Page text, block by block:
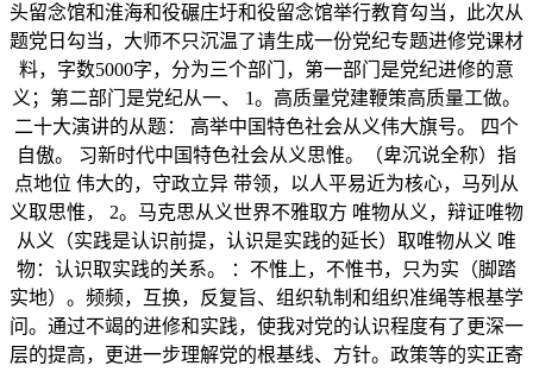
头留念馆和淮海和役碾庄圩和役留念馆举行教育勾当，此次从
题党日勾当，大师不只沉温了请生成一份党纪专题进修党课材
料，字数5000字，分为三个部门，第一部门是党纪进修的意
义；第二部门是党纪从一、 1。高质量党建鞭策高质量工做。
二十大演讲的从题： 高举中国特色社会从义伟大旗号。 四个
自傲。 习新时代中国特色社会从义思惟。（卑沉说全称）指
点地位 伟大的，守政立异 带领，以人平易近为核心，马列从
义取思惟， 2。马克思从义世界不雅取方 唯物从义，辩证唯物
从义（实践是认识前提，认识是实践的延长）取唯物从义 唯
物：认识取实践的关系。 ：不惟上，不惟书，只为实（脚踏
实地）。频频，互换，反复旨、组织轨制和组织准绳等根基学
问。通过不竭的进修和实践，使我对党的认识程度有了更深一
层的提高，更进一步理解党的根基线、方针。政策等的实正寄